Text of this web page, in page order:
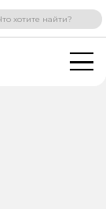
РЕГИСТРАЦИЯ